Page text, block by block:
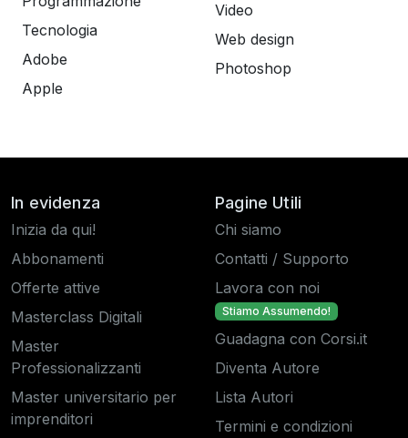
Tecnologia
Adobe
Apple
Video
Web design
Photoshop
In evidenza
Inizia da qui!
Abbonamenti
Offerte attive
Masterclass Digitali
Master
Professionalizzanti
Master universitario per
imprenditori
Pagine Utili
Chi siamo
Contatti / Supporto
Lavora con noi
Stiamo Assumendo!
Guadagna con Corsi.it
Diventa Autore
Lista Autori
Termini e condizioni